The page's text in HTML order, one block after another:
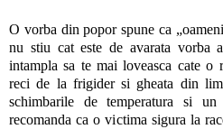
O vorba din popor spune ca
nu stiu cat este de avarata vorba
intampla sa te mai loveasca cate o
reci de la frigider si gheata din
schimbarile de temperatura si
recomanda ca o victima sigura la